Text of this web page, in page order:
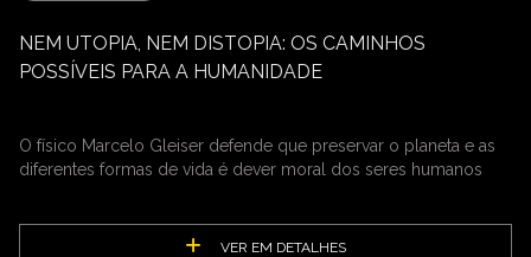
NEM UTOPIA, NEM DISTOPIA: OS CAMINHOS
POSSÍVEIS PARA A HUMANIDADE
O físico Marcelo Gleiser defende que preservar o planeta e as
diferentes formas de vida é dever moral dos seres humanos
VER EM DETALHES